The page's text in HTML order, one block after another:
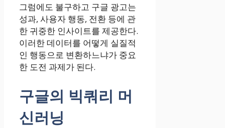
그럼에도 불구하고 구글 광고는
성과, 사용자 행동, 전환 등에 관
한 귀중한 인사이트를 제공한다.
이러한 데이터를 어떻게 실질적
인 행동으로 변환하느냐가 중요
한 도전 과제가 된다.
구글의 빅쿼리 머
신러닝